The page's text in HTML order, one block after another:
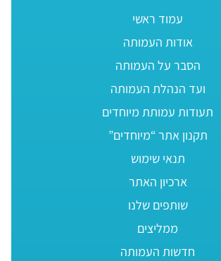
עמוד ראשי
אודות העמותה
הסבר על העמותה
ועד הנהלת העמותה
תעודות עמותת מיוחדים
תקנון אתר “מיוחדים”
תנאי שימוש
ארכיון האתר
שותפים שלנו
ממליצים
חדשות העמותה